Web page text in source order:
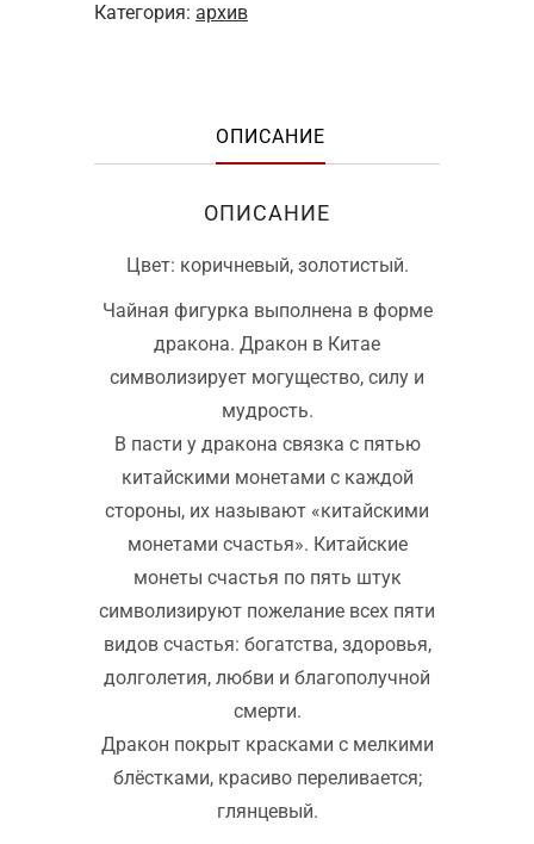
Категория: архив
ОПИСАНИЕ
ОПИСАНИЕ
Цвет: коричневый, золотистый.
Чайная фигурка выполнена в форме
дракона. Дракон в Китае
символизирует могущество, силу и
мудрость.
В пасти у дракона связка с пятью
китайскими монетами с каждой
стороны, их называют «китайскими
монетами счастья». Китайские
монеты счастья по пять штук
символизируют пожелание всех пяти
видов счастья: богатства, здоровья,
долголетия, любви и благополучной
смерти.
Дракон покрыт красками с мелкими
блёстками, красиво переливается;
глянцевый.